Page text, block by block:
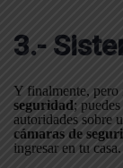
3.-
Y finalmente, pero
seguridad;
autoridades sobre
cámaras de
ingresar en tu casa.